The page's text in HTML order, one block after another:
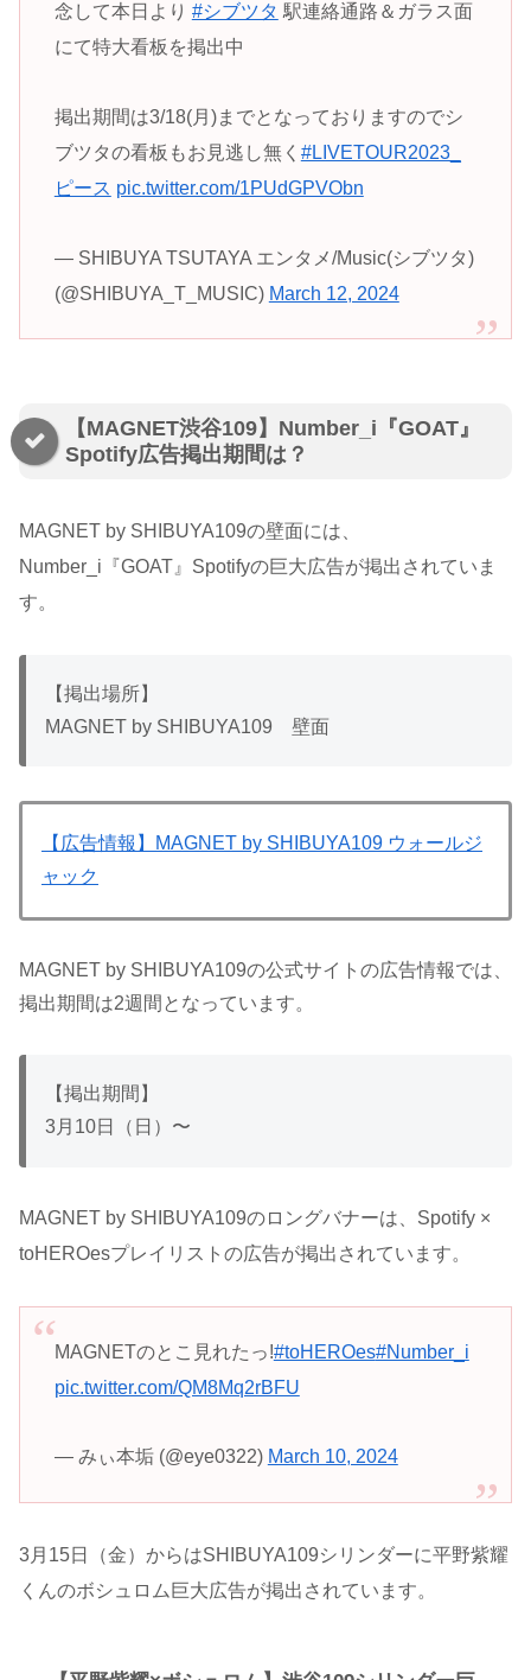
念して本日より #シブツタ 駅連絡通路＆ガラス面
にて特大看板を掲出中
掲出期間は3/18(月)までとなっておりますのでシ
ブツタの看板もお見逃し無く #LIVETOUR2023_
ピース pic.twitter.com/1PUdGPVObn
— SHIBUYA TSUTAYA エンタメ/Music(シブツタ)
(@SHIBUYA_T_MUSIC) March 12, 2024
【MAGNET渋谷109】Number_i『GOAT』
Spotify広告掲出期間は？
MAGNET by SHIBUYA109の壁面には、
Number_i『GOAT』Spotifyの巨大広告が掲出されていま
す。
【掲出場所】
MAGNET by SHIBUYA109 壁面
【広告情報】MAGNET by SHIBUYA109 ウォールジ
ャック
MAGNET by SHIBUYA109の公式サイトの広告情報では、
掲出期間は2週間となっています。
【掲出期間】
3月10日（日）〜
MAGNET by SHIBUYA109のロングバナーは、Spotify ×
toHEROesプレイリストの広告が掲出されています。
MAGNETのとこ見れたっ!#toHEROes#Number_i
pic.twitter.com/QM8Mq2rBFU
— みぃ本垢 (@eye0322) March 10, 2024
3月15日（金）からはSHIBUYA109シリンダーに平野紫耀
くんのボシュロム巨大広告が掲出されています。